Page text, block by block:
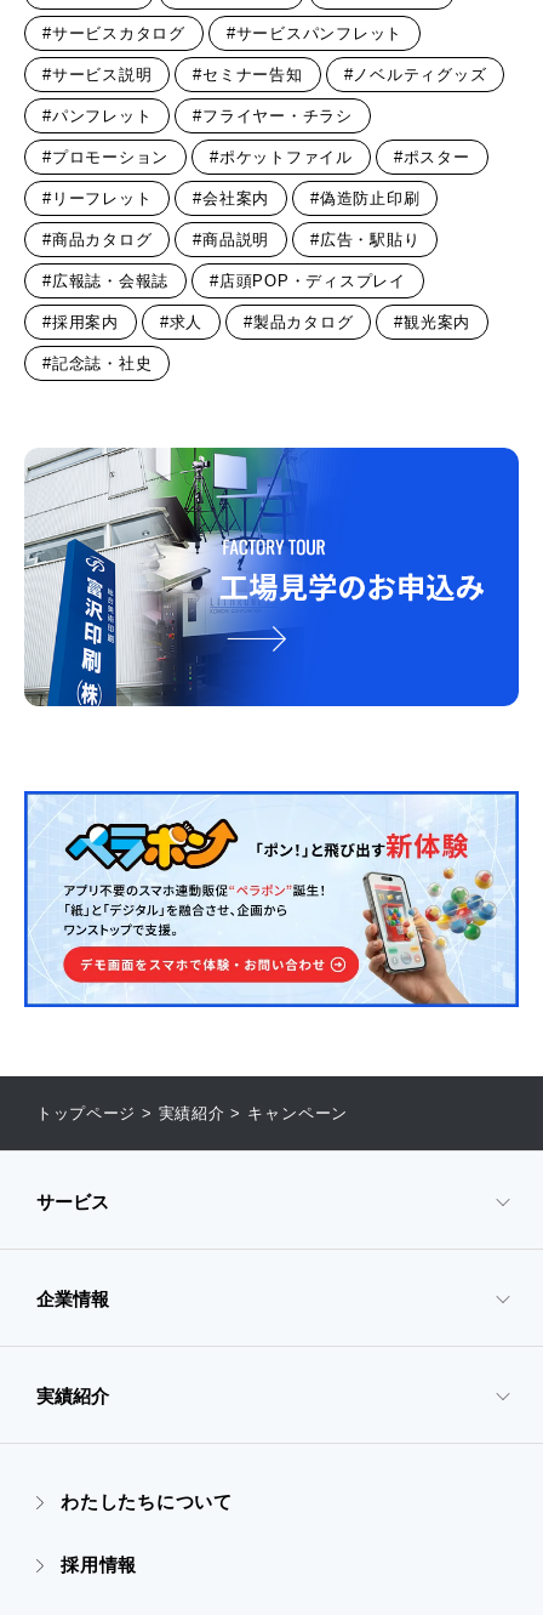
#サービスカタログ #サービスパンフレット
#サービス説明 #セミナー告知 #ノベルティグッズ
#パンフレット #フライヤー・チラシ
#プロモーション #ポケットファイル #ポスター
#リーフレット #会社案内 #偽造防止印刷
#商品カタログ #商品説明 #広告・駅貼り
#広報誌・会報誌 #店頭POP・ディスプレイ
#採用案内 #求人 #製品カタログ #観光案内
#記念誌・社史
トップページ > 実績紹介 > キャンペーン
サービス
- サービスTOP
- 映像・動画制作
- デザイン
企業情報
- 企業情報TOP
- ごあいさつ
- 会社概要
実績紹介
- 実績紹介TOP
わたしたちについて
採用情報